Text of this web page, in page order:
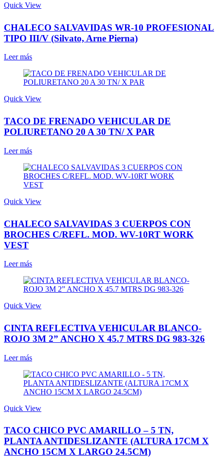
Quick View
CHALECO SALVAVIDAS WR-10 PROFESIONAL
TIPO III/V (Silvato, Arne Pierna)
Leer más
Quick View
TACO DE FRENADO VEHICULAR DE
POLIURETANO 20 A 30 TN/ X PAR
Leer más
Quick View
CHALECO SALVAVIDAS 3 CUERPOS CON
BROCHES C/REFL. MOD. WV-10RT WORK
VEST
Leer más
Quick View
CINTA REFLECTIVA VEHICULAR BLANCO-
ROJO 3M 2” ANCHO X 45.7 MTRS DG 983-326
Leer más
Quick View
TACO CHICO PVC AMARILLO – 5 TN,
PLANTA ANTIDESLIZANTE (ALTURA 17CM X
ANCHO 15CM X LARGO 24.5CM)